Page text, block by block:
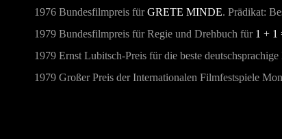
1976 Bundesfilmpreis fürGRETE MINDE. Prädikat:
1979 Bundesfilmpreis für Regie und Drehbuch für 1 + 1
1979 Ernst Lubitsch-Preis für die beste
1979 Großer Preis der Internationalen Filmfestspiele